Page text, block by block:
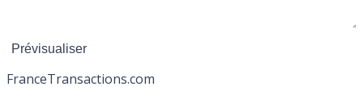
FranceTransactions.com